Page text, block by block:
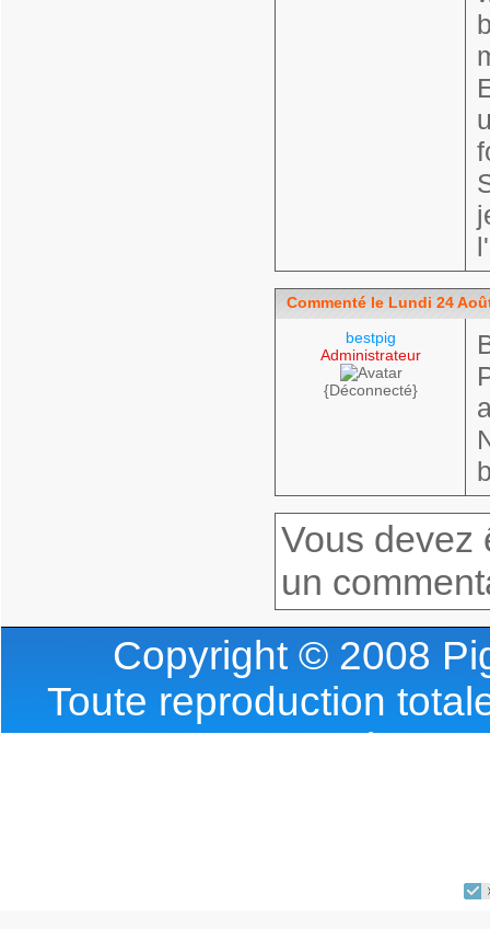
Commenté le Lundi 24
bestpig
Administrateur
{Déconnecté}
Vous devez
un
Copyright © 2008
Toute reproduction